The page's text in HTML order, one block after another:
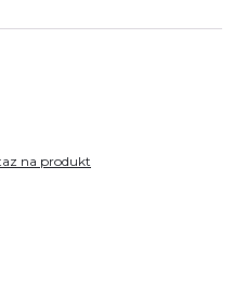
na produkt